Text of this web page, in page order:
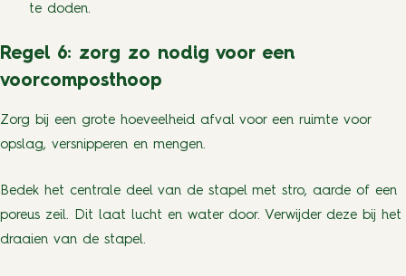
te doden.
Regel 6: zorg zo nodig voor een
voorcomposthoop
Zorg bij een grote hoeveelheid afval voor een ruimte voor
opslag, versnipperen en mengen.
Bedek het centrale deel van de stapel met stro, aarde of een
poreus zeil. Dit laat lucht en water door. Verwijder deze bij het
draaien van de stapel.